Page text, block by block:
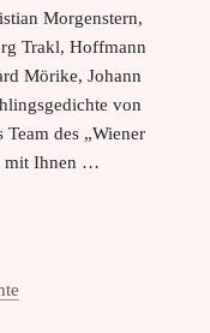
Morgenstern,
Trakl, Hoffmann
Mörike, Johann
von
des „Wiener
mit Ihnen …